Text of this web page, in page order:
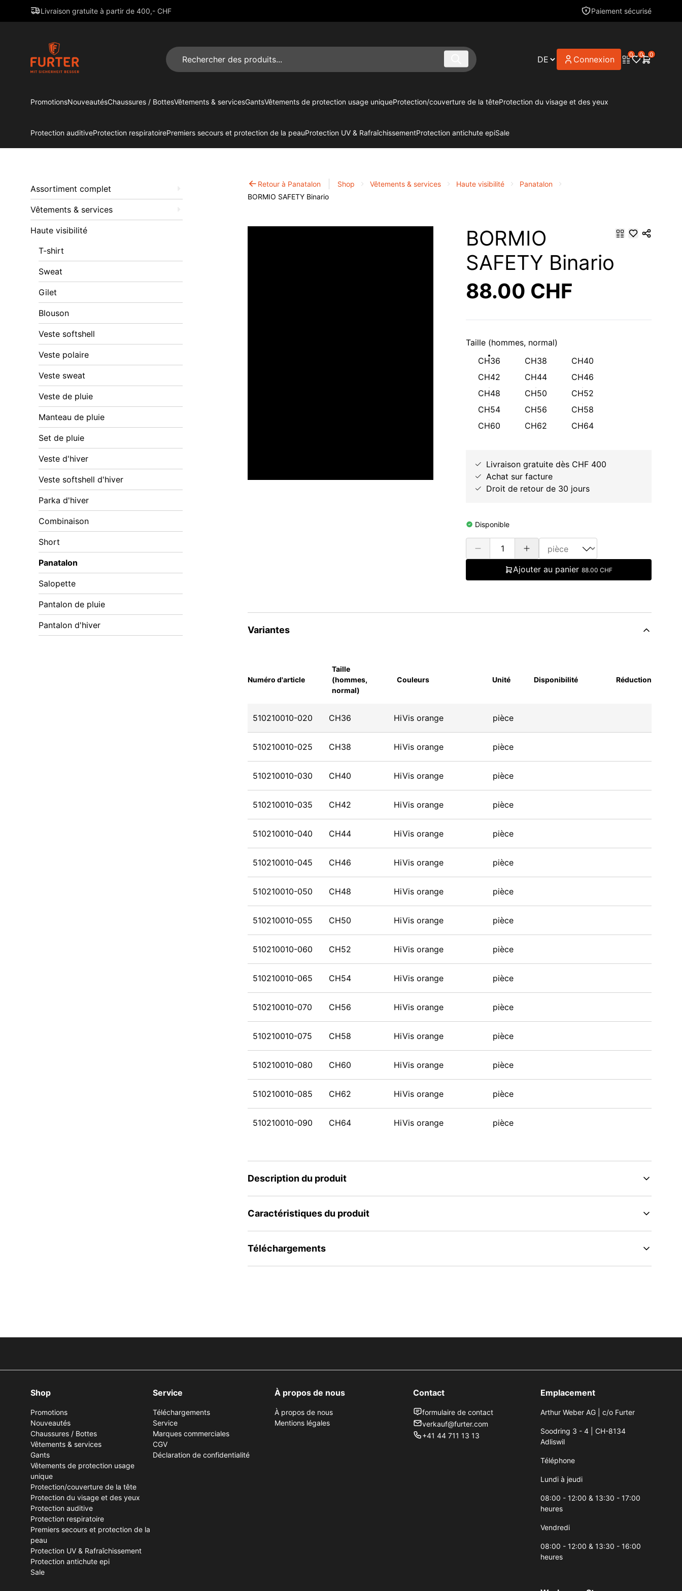
Livraison gratuite à partir de 400,- CHF Paiement sécurisé
Connexion 0 0 0
PromotionsNouveautésChaussures / BottesVêtements & servicesGantsVêtements de protection usage uniqueProtection/couverture de la têteProtection du visage et des yeux
Protection auditiveProtection respiratoirePremiers secours et protection de la peauProtection UV & RafraîchissementProtection antichute epiSale
Assortiment complet
Vêtements & services
Haute visibilité
T-shirt
Sweat
Gilet
Blouson
Veste softshell
Veste polaire
Veste sweat
Veste de pluie
Manteau de pluie
Set de pluie
Veste d'hiver
Veste softshell d'hiver
Parka d'hiver
Combinaison
Short
Panatalon
Salopette
Pantalon de pluie
Pantalon d'hiver
Retour à Panatalon Shop Vêtements & services Haute visibilité
Panatalon
BORMIO SAFETY Binario
BORMIO
SAFETY Binario
88.00 CHF
Taille (hommes, normal)
CH36
CH38
CH40
CH42
CH44
CH46
CH48
CH50
CH52
CH54
CH56
CH58
CH60
CH62 CH64
Livraison gratuite dès CHF 400
Achat sur facture
Droit de retour de 30 jours
Disponible
Ajouter au panier 88.00 CHF
Variantes
Numéro d'article
Taille
(hommes,
normal)
Couleurs Unité Disponibilité Réduction
510210010-020 CH36 HiVis orange pièce
510210010-025 CH38 HiVis orange pièce
510210010-030 CH40 HiVis orange pièce
510210010-035 CH42 HiVis orange pièce
510210010-040 CH44 HiVis orange pièce
510210010-045 CH46 HiVis orange pièce
510210010-050 CH48 HiVis orange pièce
510210010-055 CH50 HiVis orange pièce
510210010-060 CH52 HiVis orange pièce
510210010-065 CH54 HiVis orange pièce
510210010-070 CH56 HiVis orange pièce
510210010-075 CH58 HiVis orange pièce
510210010-080 CH60 HiVis orange pièce
510210010-085 CH62 HiVis orange pièce
510210010-090 CH64 HiVis orange pièce
Description du produit
Caractéristiques du produit
Téléchargements
Shop
Promotions
Nouveautés
Chaussures / Bottes
Vêtements & services
Gants
Vêtements de protection usage
unique
Protection/couverture de la tête
Protection du visage et des yeux
Protection auditive
Protection respiratoire
Premiers secours et protection de la
peau
Protection UV & Rafraîchissement
Protection antichute epi
Sale
Service
Téléchargements
Service
Marques commerciales
CGV
Déclaration de confidentialité
À propos de nous
À propos de nous
Mentions légales
Contact
formulaire de contact
verkauf@furter.com
+41 44 711 13 13
Emplacement
Arthur Weber AG | c/o Furter
Soodring 3 - 4 | CH-8134
Adliswil
Téléphone
Lundi à jeudi
08:00 - 12:00 & 13:30 - 17:00
heures
Vendredi
08:00 - 12:00 & 13:30 - 16:00
heures